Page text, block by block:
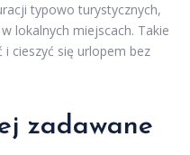
typowo turystycznych,
lokalnych miejscach. Takie
cieszyć się urlopem bez
zadawane